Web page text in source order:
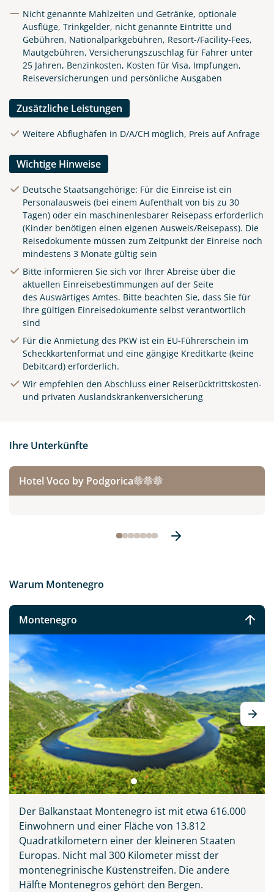
Nicht genannte Mahlzeiten und Getränke, optionale
Ausflüge, Trinkgelder, nicht genannte Eintritte und
Gebühren, Nationalparkgebühren, Resort-/Facility-Fees,
Mautgebühren, Versicherungszuschlag für Fahrer unter
25 Jahren, Benzinkosten, Kosten für Visa, Impfungen,
Reiseversicherungen und persönliche Ausgaben
Zusätzliche Leistungen
Weitere Abflughäfen in D/A/CH möglich, Preis auf Anfrage
Wichtige Hinweise
Deutsche Staatsangehörige: Für die Einreise ist ein
Personalausweis (bei einem Aufenthalt von bis zu 30
Tagen) oder ein maschinenlesbarer Reisepass erforderlich
(Kinder benötigen einen eigenen Ausweis/Reisepass). Die
Reisedokumente müssen zum Zeitpunkt der Einreise noch
mindestens 3 Monate gültig sein
Bitte informieren Sie sich vor Ihrer Abreise über die
aktuellen Einreisebestimmungen auf der Seite
des Auswärtiges Amtes. Bitte beachten Sie, dass Sie für
Ihre gültigen Einreisedokumente selbst verantwortlich
sind
Für die Anmietung des PKW ist ein EU-Führerschein im
Scheckkartenformat und eine gängige Kreditkarte (keine
Debitcard) erforderlich.
Wir empfehlen den Abschluss einer Reiserücktrittskosten-
und privaten Auslandskrankenversicherung
Ihre Unterkünfte
Hotel Voco by Podgorica
Warum Montenegro
Montenegro
Der Balkanstaat Montenegro ist mit etwa 616.000
Einwohnern und einer Fläche von 13.812
Quadratkilometern einer der kleineren Staaten
Europas. Nicht mal 300 Kilometer misst der
montenegrinische Küstenstreifen. Die andere
Hälfte Montenegros gehört den Bergen.